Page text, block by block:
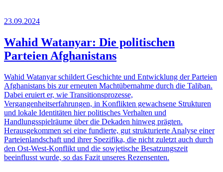
23.09.2024
Wahid Watanyar: Die politischen
Parteien Afghanistans
Wahid Watanyar schildert Geschichte und Entwicklung der Parteien
Afghanistans bis zur erneuten Machtübernahme durch die Taliban.
Dabei eruiert er, wie Transitionsprozesse,
Vergangenheitserfahrungen, in Konflikten gewachsene Strukturen
und lokale Identitäten hier politisches Verhalten und
Handlungsspielräume über die Dekaden hinweg prägten.
Herausgekommen sei eine fundierte, gut strukturierte Analyse einer
Parteienlandschaft und ihrer Spezifika, die nicht zuletzt auch durch
den Ost-West-Konflikt und die sowjetische Besatzungszeit
beeinflusst wurde, so das Fazit unseres Rezensenten.